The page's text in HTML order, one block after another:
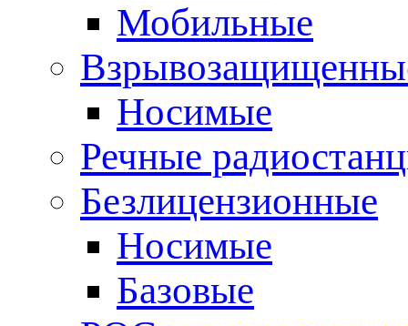
Мобильные
Носимые
Речные
Безлицензионные
Носимые
Базовые